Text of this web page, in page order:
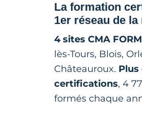
La formation
1er réseau de la
4 sites CMA
lès-Tours, Blois,
Châteauroux. Plus
certifications, 4
formés chaque